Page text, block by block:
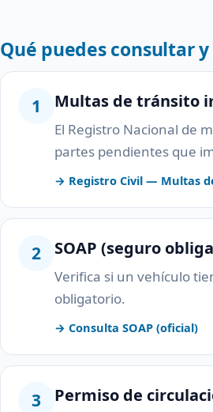
Qué puedes consultar
1 Multas de tránsito
El Registro Nacional de
partes pendientes que
→ Registro Civil — Multas
2 SOAP (seguro
Verifica si un vehículo
obligatorio.
→ Consulta SOAP (oficial)
3 Permiso de